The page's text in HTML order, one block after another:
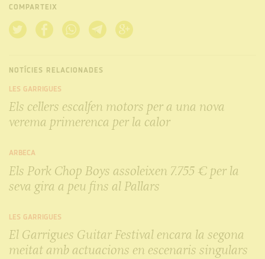
COMPARTEIX
NOTÍCIES RELACIONADES
LES GARRIGUES
Els cellers escalfen motors per a una nova
verema primerenca per la calor
ARBECA
Els Pork Chop Boys assoleixen 7.755 € per la
seva gira a peu fins al Pallars
LES GARRIGUES
El Garrigues Guitar Festival encara la segona
meitat amb actuacions en escenaris singulars